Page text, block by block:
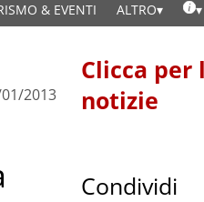
& EVENTI ALTRO
2013
Clicca
notizie
Condividi